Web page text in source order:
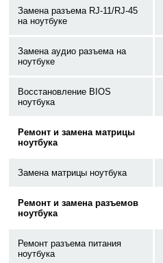
Замена разъема RJ-11/RJ-45
на ноутбуке
Замена аудио разъема на
ноутбуке
Восстановление BIOS
ноутбука
Ремонт и замена матрицы
ноутбука
Замена матрицы ноутбука
Ремонт и замена разъемов
ноутбука
Ремонт разъема питания
ноутбука